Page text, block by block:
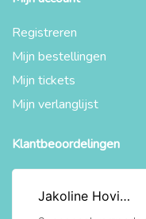
Registreren
Mijn bestellingen
Mijn tickets
Mijn verlanglijst
Klantbeoordelingen